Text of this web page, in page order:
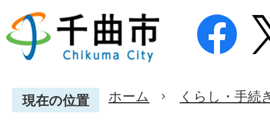
現在の位置 ホーム くらし・手続